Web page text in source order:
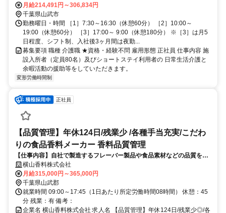
東駅からフラワーバス「小松バス停」下車5分
月給214,491円～306,834円
千葉県山武市
勤務曜日・時間 ［1］7:30～16:30（休憩60分） ［2］10:00～
19:00（休憩60分） ［3］17:00～ 9:00（休憩180分） ※［3］は月5
日程度、シフト制、入社後3ヶ月間は夜勤...
募集要項 職種 介護職 ★資格・経験不問 雇用形態 正社員 仕事内容 施
設入所者（定員80名）及びショートステイ利用者の 日常生活介護と
余暇活動の援助等をしていただきます。
変形労働時間制
正社員
【品質管理】年休124日/残業少 /各種手当充実/こだわ
りの食品香料メーカー 香料品質管理
【仕事内容】自社で製造するフレーバー製品や食品素材などの品質を守
り、安全な製品を世に送り出す「品質管理」業務をお任せします。 製造
現場と密に連携しながら以下の業務を行っていただきます。
横山香料株式会社
月給315,000円～365,000円
千葉県山武郡
就業時間 09:00～17:45（1日あたり所定労働時間08時間） 休憩：45
分 残業：有 備考：
企業名 横山香料株式会社 求人名 【品質管理】年休124日/残業少◎/各